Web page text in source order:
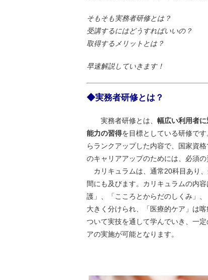
そもそも実務者研修とは？
受講するにはどうすればいいの？
取得するメリットとは？
早速解説していきます！
◆実務者研修とは？
実務者研修とは、 幅広い利用者
能力の習得を目標としている研修で
らランクアップした内容で、国家資
のキャリアアップのためには、必須の
カリキュラムは、通常20科目あり
間にも及びます。カリキュラムの内
護」、「こころとからだのしくみ」
大きく分けられ、「医療的ケア」は
ついて実技を通して学んでいき、一
アの実施が可能となります。